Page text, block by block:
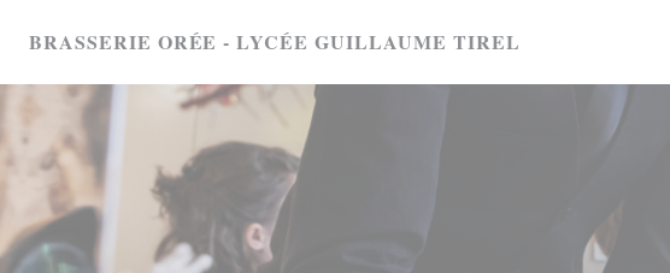
BRASSERIE ORÉE - LYCÉE GUILLAUME TIREL